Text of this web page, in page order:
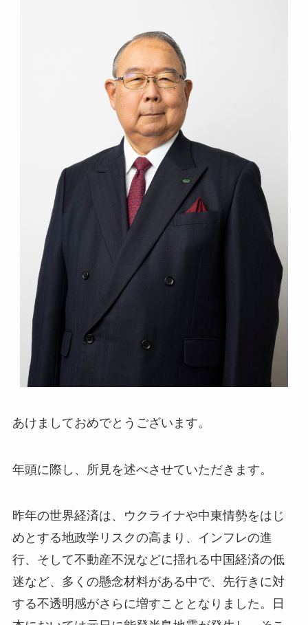
あけましておめでとうございます。
年頭に際し、所見を述べさせていただきます。
昨年の世界経済は、ウクライナや中東情勢をはじ
めとする地政学リスクの高まり、インフレの進
行、そして不動産不況などに揺れる中国経済の低
迷など、多くの懸念材料がある中で、先行きに対
する不透明感がさらに増すこととなりました。日